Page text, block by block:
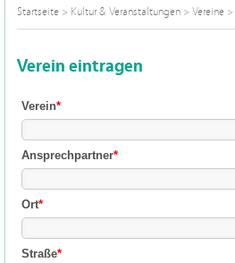
Startseite > Kultur & Veranstaltungen > Vereine >
Verein eintragen
Verein*
Ansprechpartner*
Ort*
Straße*